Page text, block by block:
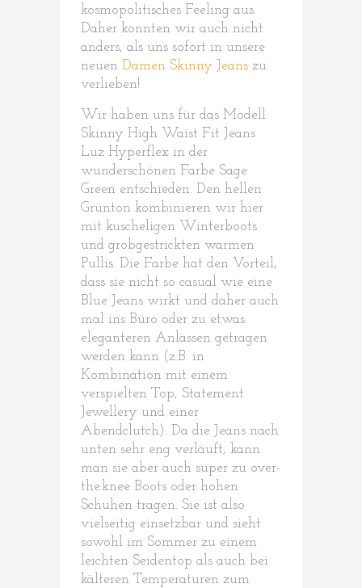
kosmopolitisches Feeling aus.
Daher konnten wir auch nicht
anders, als uns sofort in unsere
neuen Damen Skinny Jeans zu
verlieben!
Wir haben uns für das Modell
Skinny High Waist Fit Jeans
Luz Hyperflex in der
wunderschönen Farbe Sage
Green entschieden. Den hellen
Grünton kombinieren wir hier
mit kuscheligen Winterboots
und grobgestrickten warmen
Pullis. Die Farbe hat den Vorteil,
dass sie nicht so casual wie eine
Blue Jeans wirkt und daher auch
mal ins Büro oder zu etwas
eleganteren Anlässen getragen
werden kann (z.B. in
Kombination mit einem
verspielten Top, Statement
Jewellery und einer
Abendclutch). Da die Jeans nach
unten sehr eng verläuft, kann
man sie aber auch super zu over-
the.knee Boots oder hohen
Schuhen tragen. Sie ist also
vielseitig einsetzbar und sieht
sowohl im Sommer zu einem
leichten Seidentop als auch bei
kälteren Temperaturen zum